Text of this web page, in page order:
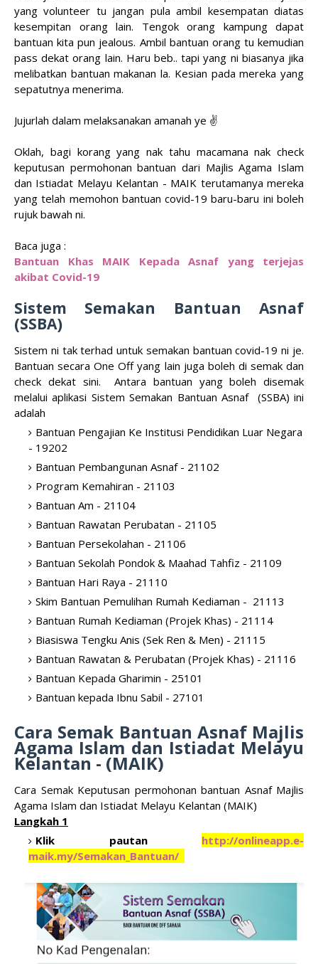
yang volunteer tu jangan pula ambil kesempatan diatas
kesempitan orang lain. Tengok orang kampung dapat
bantuan kita pun jealous. Ambil bantuan orang tu kemudian
pass dekat orang lain. Haru beb.. tapi yang ni biasanya jika
melibatkan bantuan makanan la. Kesian pada mereka yang
sepatutnya menerima.
Jujurlah dalam melaksanakan amanah ye ✌️
Oklah, bagi korang yang nak tahu macamana nak check
keputusan permohonan bantuan dari Majlis Agama Islam
dan Istiadat Melayu Kelantan - MAIK terutamanya mereka
yang telah memohon bantuan covid-19 baru-baru ini boleh
rujuk bawah ni.
Baca juga :
Bantuan Khas MAIK Kepada Asnaf yang terjejas
akibat Covid-19
Sistem Semakan Bantuan Asnaf
(SSBA)
Sistem ni tak terhad untuk semakan bantuan covid-19 ni je.
Bantuan secara One Off yang lain juga boleh di semak dan
check dekat sini. Antara bantuan yang boleh disemak
melalui aplikasi Sistem Semakan Bantuan Asnaf (SSBA) ini
adalah
Bantuan Pengajian Ke Institusi Pendidikan Luar Negara
- 19202
Bantuan Pembangunan Asnaf - 21102
Program Kemahiran - 21103
Bantuan Am - 21104
Bantuan Rawatan Perubatan - 21105
Bantuan Persekolahan - 21106
Bantuan Sekolah Pondok & Maahad Tahfiz - 21109
Bantuan Hari Raya - 21110
Skim Bantuan Pemulihan Rumah Kediaman - 21113
Bantuan Rumah Kediaman (Projek Khas) - 21114
Biasiswa Tengku Anis (Sek Ren & Men) - 21115
Bantuan Rawatan & Perubatan (Projek Khas) - 21116
Bantuan Kepada Gharimin - 25101
Bantuan kepada Ibnu Sabil - 27101
Cara Semak Bantuan Asnaf Majlis
Agama Islam dan Istiadat Melayu
Kelantan - (MAIK)
Cara Semak Keputusan permohonan bantuan Asnaf Majlis
Agama Islam dan Istiadat Melayu Kelantan (MAIK)
Langkah 1
Klik pautan http://onlineapp.e-
maik.my/Semakan_Bantuan/